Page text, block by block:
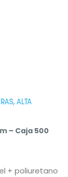
ALTA
– Caja 500
+ poliuretano